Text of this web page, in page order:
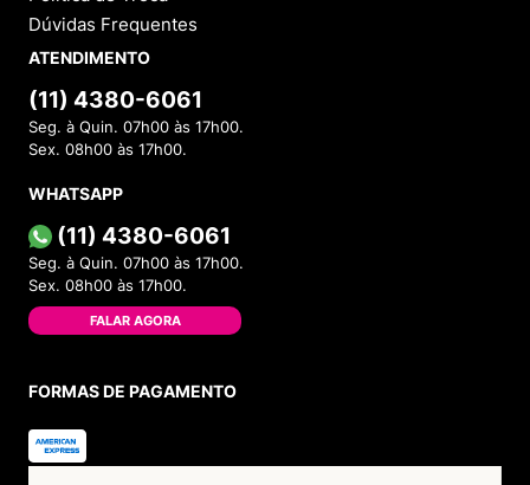
Dúvidas Frequentes
ATENDIMENTO
(11) 4380-6061
Seg. à Quin. 07h00 às 17h00.
Sex. 08h00 às 17h00.
WHATSAPP
(11) 4380-6061
Seg. à Quin. 07h00 às 17h00.
Sex. 08h00 às 17h00.
FALAR AGORA
FORMAS DE PAGAMENTO